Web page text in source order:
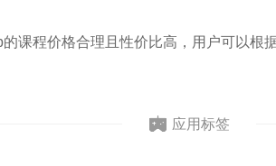
课程价格合理且性价比高，用户可以根
应用标签